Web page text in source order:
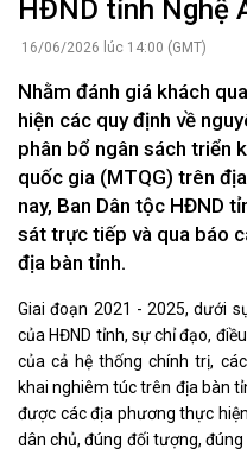
HĐND tỉnh Nghệ
16/06/2026 lúc 14:00 (GMT)
Nhằm đánh giá khách
hiện các quy định về
phân bổ ngân sách triển
quốc gia (MTQG) trên
nay, Ban Dân tộc HĐND
sát trực tiếp và qua báo
địa bàn tỉnh.
Giai đoạn 2021 - 2025, dưới
của HĐND tỉnh, sự chỉ đạo,
của cả hệ thống chính trị,
khai nghiêm túc trên địa bàn
được các địa phương thực
dân chủ, đúng đối tượng,